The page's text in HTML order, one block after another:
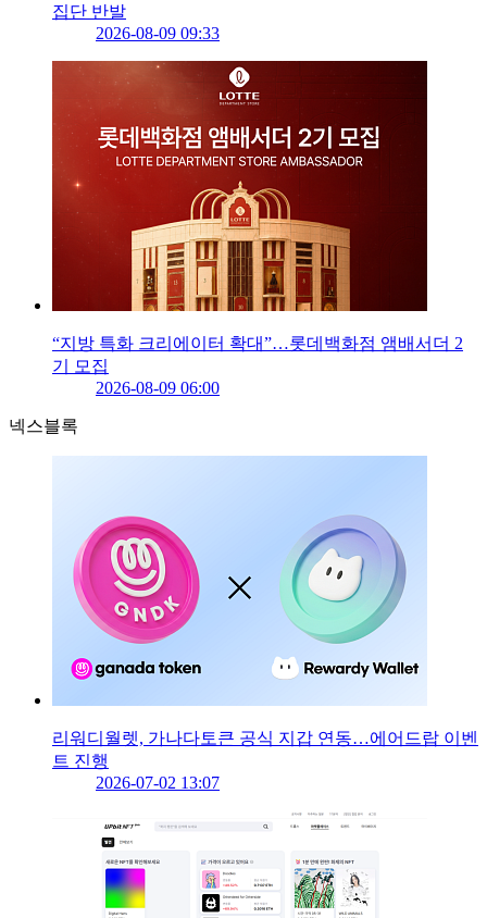
집단 반발
2026-08-09 09:33
“지방 특화 크리에이터 확대”…롯데백화점 앰배서더 2
기 모집
2026-08-09 06:00
넥스블록
리워디월렛, 가나다토큰 공식 지갑 연동…에어드랍 이벤
트 진행
2026-07-02 13:07